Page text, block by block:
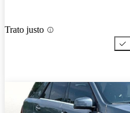
Trato justo